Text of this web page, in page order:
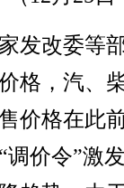
发改委等
格，汽、
价格在此
调价令”激